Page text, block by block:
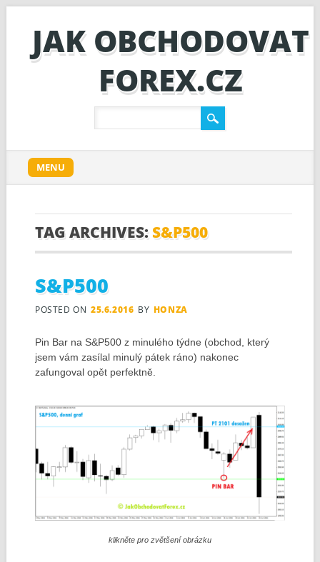
JAK OBCHODOVAT
FOREX.CZ
Main menu
Skip to content
MENU
TAG ARCHIVES: S&P500
S&P500
POSTED ON 25.6.2016 BY HONZA
Pin Bar na S&P500 z minulého týdne (obchod, který
jsem vám zasílal minulý pátek ráno) nakonec
zafungoval opět perfektně.
klikněte pro zvětšení obrázku